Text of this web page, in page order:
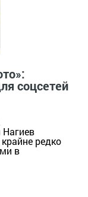
соцсетей
редко
в